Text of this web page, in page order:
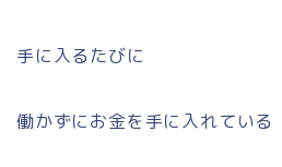
手に入るたびに
働かずにお金を手に入れている